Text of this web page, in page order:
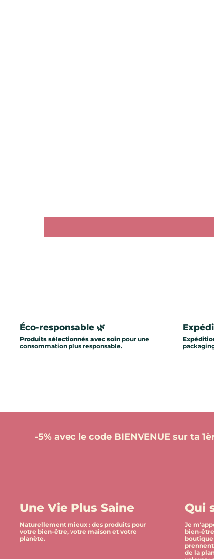
Éco-responsable 🌿
Produits sélectionnés avec soin pour une
consommation plus responsable.
-5% avec le code BIENVENUE sur ta
Une Vie Plus Saine
Naturellement mieux : des produits pour
votre bien-être, votre maison et votre
planète.
Qui
Je
bien-
boutique
de la